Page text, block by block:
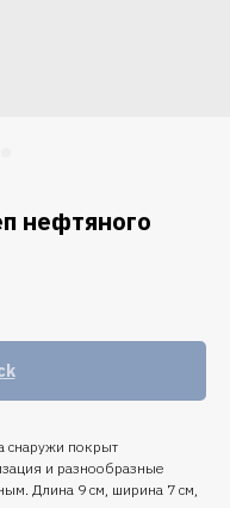
нефтяного
снаружи покрыт
и разнообразные
Длина 9 см, ширина 7 см,